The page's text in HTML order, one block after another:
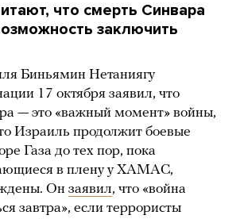
что смерть Синвара
заключить
Биньямин Нетаниягу
17 октября заявил, что
— это «важный момент» войны,
Израиль продолжит боевые
Газа до тех пор, пока
в плену у ХАМАС,
Он заявил, что «война
завтра», если террористы